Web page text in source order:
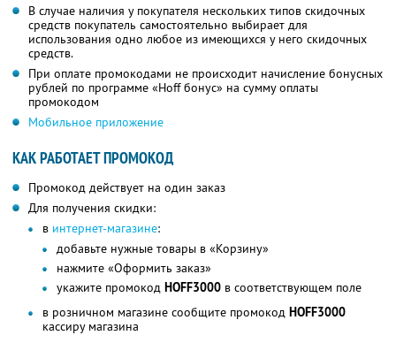
В случае наличия у покупателя нескольких типов скидочных
средств покупатель самостоятельно выбирает для
использования одно любое из имеющихся у него скидочных
средств.
При оплате промокодами не происходит начисление бонусных
рублей по программе «Hoff бонус» на сумму оплаты
промокодом
Мобильное приложение
КАК РАБОТАЕТ ПРОМОКОД
Промокод действует на один заказ
Для получения скидки:
в интернет-магазине:
добавьте нужные товары в «Корзину»
нажмите «Оформить заказ»
укажите промокод HOFF3000 в соответствующем поле
в розничном магазине сообщите промокод HOFF3000
кассиру магазина